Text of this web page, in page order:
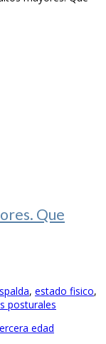
Que
, estado fisico,
posturales
edad